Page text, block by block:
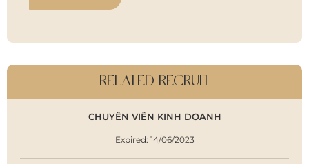
RELATED RECRUIT
CHUYÊN VIÊN KINH DOANH
Expired: 14/06/2023